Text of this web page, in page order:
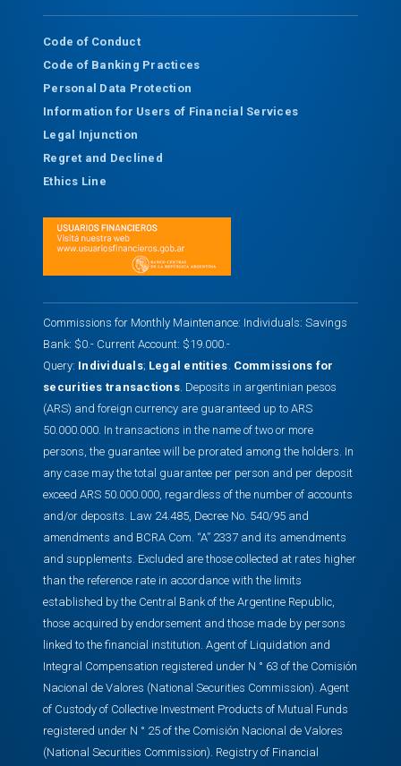
Code of Conduct
Code of Banking Practices
Personal Data Protection
Information for Users of Financial Services
Legal Injunction
Regret and Declined
Ethics Line
Commissions for Monthly Maintenance: Individuals: Savings
Bank: $0.- Current Account: $19.000.-
Query: Individuals; Legal entities Commissions for
securities transactions. Deposits in argentinian pesos
(ARS) and foreign currency are guaranteed up to ARS
50.000.000. In transactions in the name of two or more
persons, the guarantee will be prorated among the holders. In
any case may the total guarantee per person and per deposit
exceed ARS 50.000.000, regardless of the number of accounts
and/or deposits. Law 24.485, Decree No. 540/95 and
amendments and BCRA Com. “A” 2337 and its amendments
and supplements. Excluded are those collected at rates higher
than the reference rate in accordance with the limits
established by the Central Bank of the Argentine Republic,
those acquired by endorsement and those made by persons
linked to the financial institution. Agent of Liquidation and
Integral Compensation registered under N ° 63 of the Comisión
Nacional de Valores (National Securities Commission). Agent
of Custody of Collective Investment Products of Mutual Funds
registered under N ° 25 of the Comisión Nacional de Valores
(National Securities Commission). Registry of Financial